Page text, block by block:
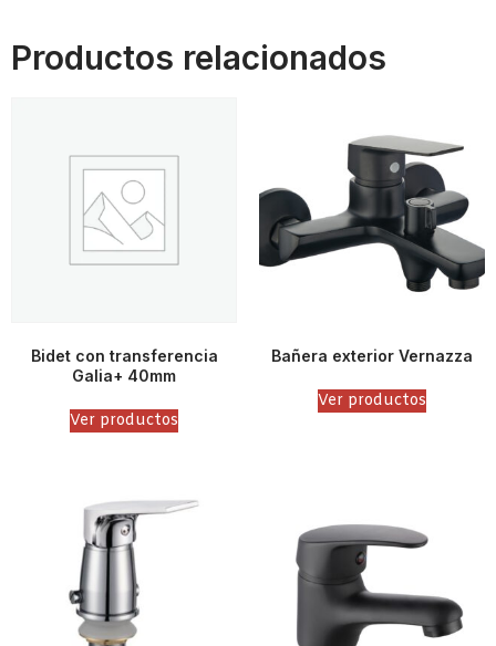
Productos relacionados
Bidet con transferencia
Galia+ 40mm
Ver productos
Bañera exterior Vernazza
Ver productos